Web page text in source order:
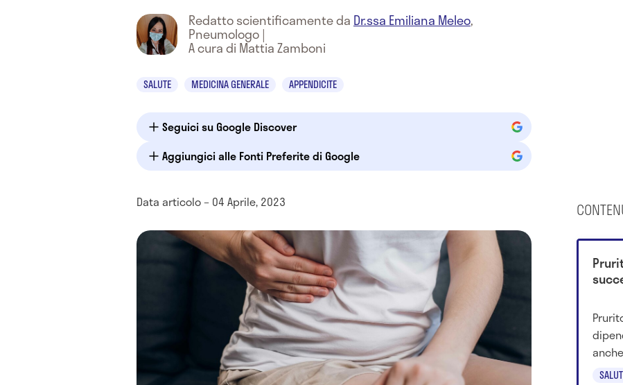
Redatto scientificamente da Dr.ssa Emiliana Meleo,
Pneumologo|
A cura di Mattia Zamboni
SALUTE MEDICINA GENERALE APPENDICITE
Seguici su Google Discover
Aggiungici alle Fonti Preferite di Google
Data articolo – 04 Aprile, 2023